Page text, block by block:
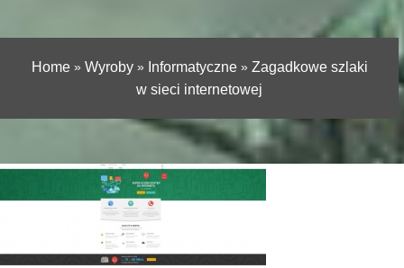
Home» Wyroby» Informatyczne» Zagadkowe szlaki
w sieci internetowej